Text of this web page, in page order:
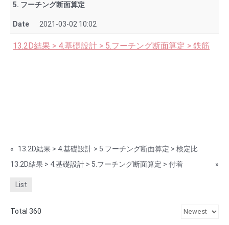
5. フーチング断面算定
Date 2021-03-02 10:02
13.2D結果 > 4.基礎設計 > 5.フーチング断面算定 > 鉄筋
«
13.2D結果 > 4.基礎設計 > 5.フーチング断面算定 > 検定比
13.2D結果 > 4.基礎設計 > 5.フーチング断面算定 > 付着
»
List
Total 360